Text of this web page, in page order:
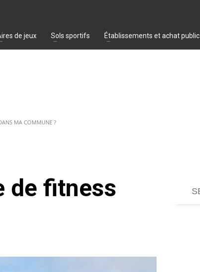
de jeux Sols sportifs Établissements et achat public
MA COMMUNE ?
de fitness